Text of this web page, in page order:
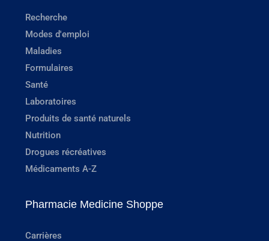
Recherche
Modes d'emploi
Maladies
Formulaires
Santé
Laboratoires
Produits de santé naturels
Nutrition
Drogues récréatives
Médicaments A-Z
Pharmacie Medicine Shoppe
Carrières